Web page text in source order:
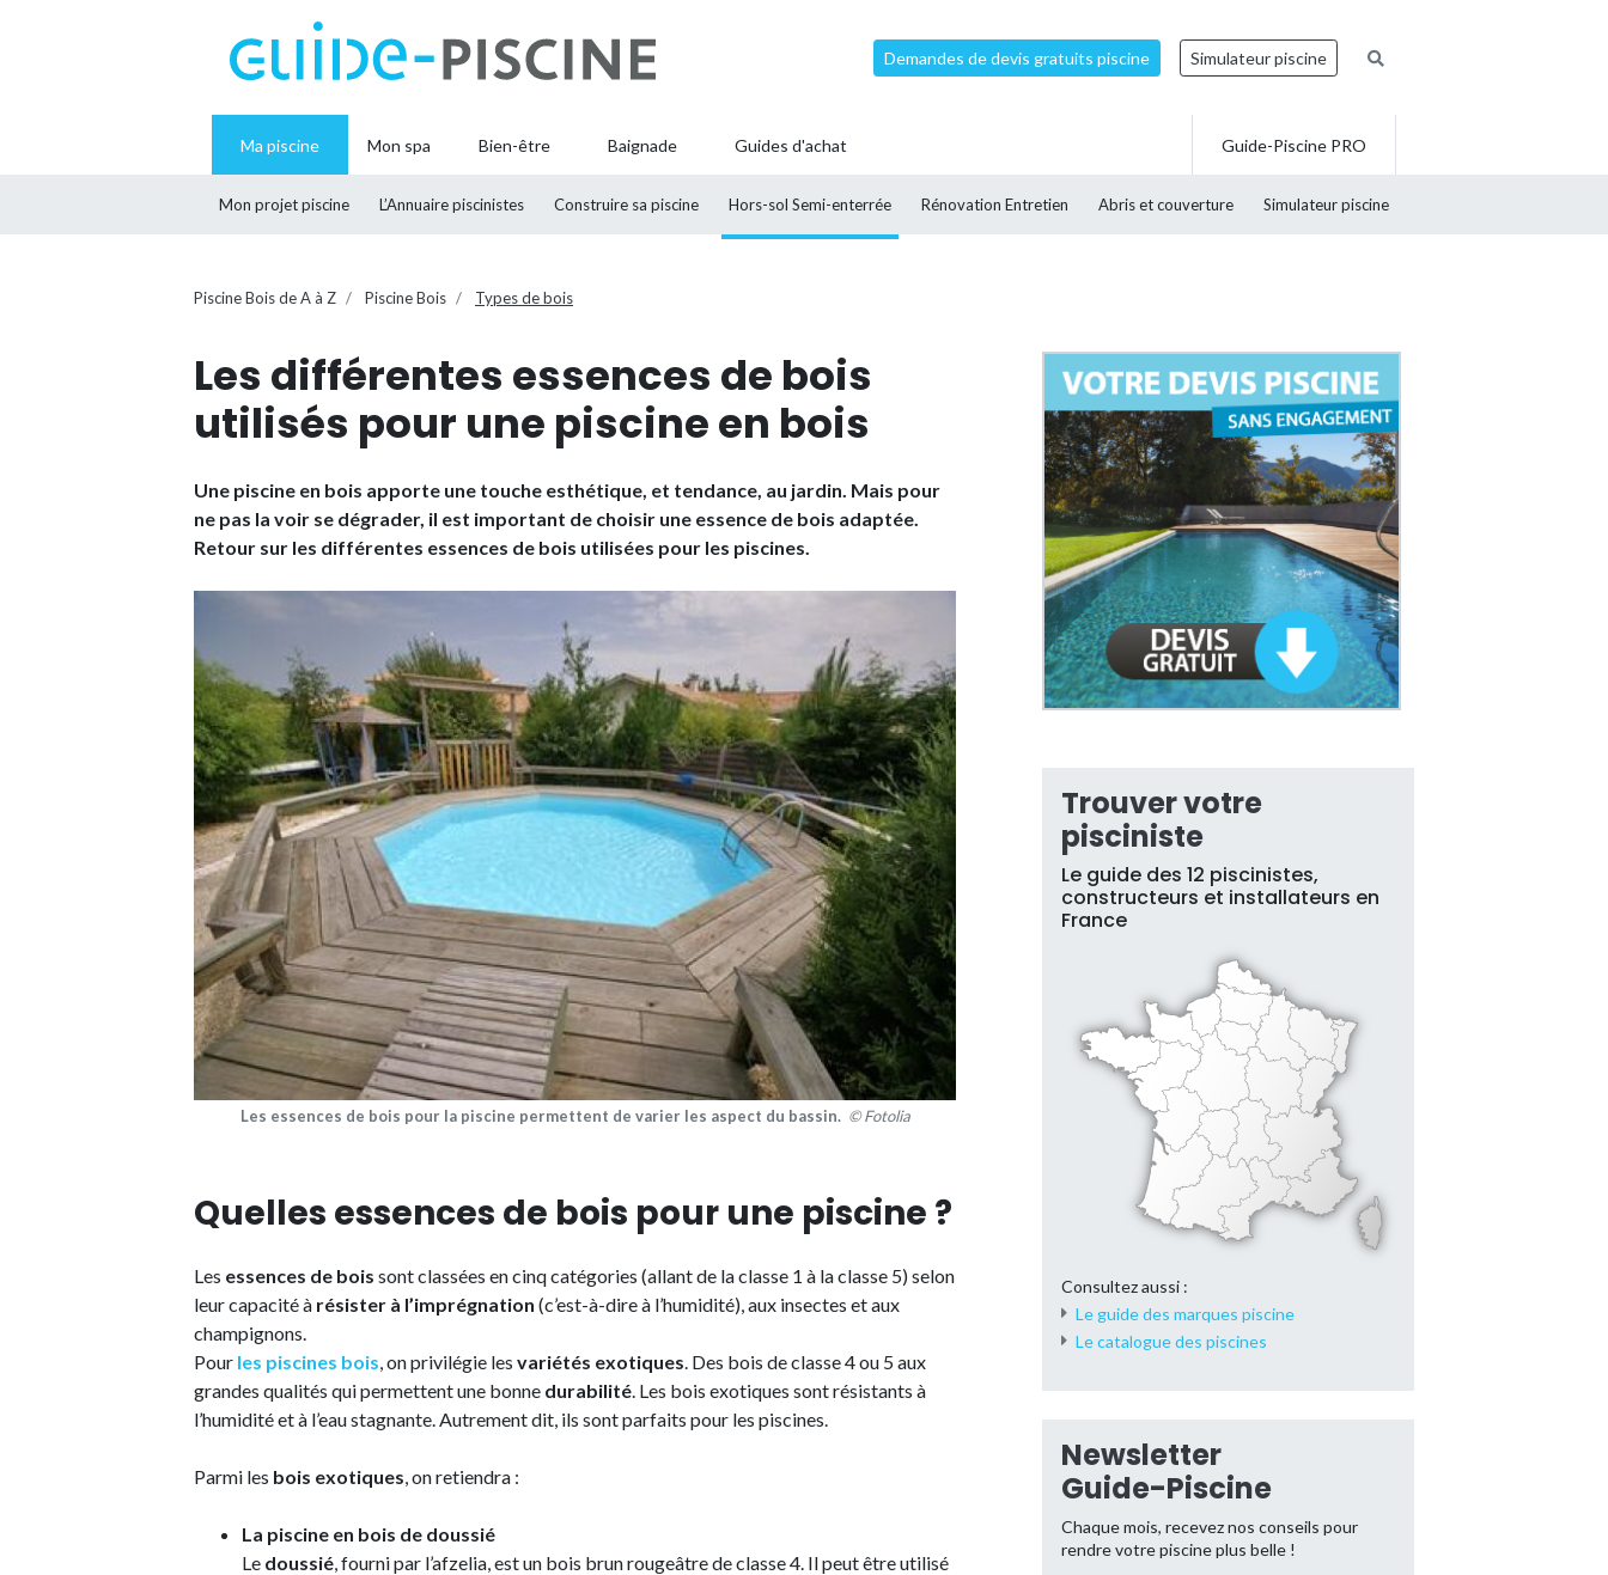
Demandes de devis gratuits piscine Simulateur piscine
Ma piscine
Mon projet piscine L’Annuaire piscinistes Construire sa piscine Hors-sol Semi-enterrée Rénovation Entretien Abris et couverture Simulateur piscine
Mon spa Bien-être Baignade Guides d'achat Guide-Piscine PRO
Piscine Bois de A à Z Piscine Bois Types de bois
Les différentes essences de bois
utilisés pour une piscine en bois
Une piscine en bois apporte une touche esthétique, et tendance, au jardin. Mais pour
ne pas la voir se dégrader, il est important de choisir une essence de bois adaptée.
Retour sur les différentes essences de bois utilisées pour les piscines.
Les essences de bois pour la piscine permettent de varier les aspect du bassin. © Fotolia
Quelles essences de bois pour une piscine ?
Les essences de bois sont classées en cinq catégories (allant de la classe 1 à la classe 5) selon
leur capacité à résister à l’imprégnation (c’est-à-dire à l’humidité), aux insectes et aux
champignons.
Pour les piscines bois, on privilégie les variétés exotiques. Des bois de classe 4 ou 5 aux
grandes qualités qui permettent une bonne durabilité. Les bois exotiques sont résistants à
l’humidité et à l’eau stagnante. Autrement dit, ils sont parfaits pour les piscines.
Parmi les bois exotiques, on retiendra :
La piscine en bois de doussié
Le doussié, fourni par l’afzelia, est un bois brun rougeâtre de classe 4. Il peut être utilisé
Trouver votre
pisciniste
Le guide des 12 piscinistes,
constructeurs et installateurs en
France
Consultez aussi :
Le guide des marques piscine
Le catalogue des piscines
Newsletter
Guide-Piscine
Chaque mois, recevez nos conseils pour
rendre votre piscine plus belle !